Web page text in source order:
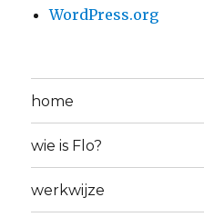
WordPress.org
home
wie is Flo?
werkwijze